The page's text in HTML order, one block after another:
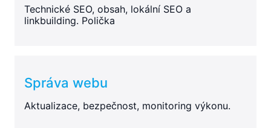
Technické SEO, obsah, lokální SEO a
linkbuilding. Polička
Správa webu
Aktualizace, bezpečnost, monitoring výkonu.